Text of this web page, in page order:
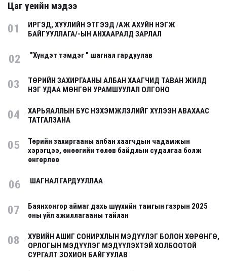
Цаг үеийн мэдээ
01
ИРГЭД, ХУУЛИЙН ЭТГЭЭД /АЖ АХУЙН НЭГЖ
БАЙГУУЛЛАГА/-ЫН АНХААРАЛД ЗАРЛАЛ
02 "Хүндэт тэмдэг " шагнал гардуулав
03
ТӨРИЙН ЗАХИРГААНЫ АЛБАН ХААГЧИД ТАВАН ЖИЛД
НЭГ УДАА МӨНГӨН УРАМШУУЛАЛ ОЛГОНО
04
ХАРЬЯАЛЛЫН БУС НЭХЭМЖЛЭЛИЙГ ХҮЛЭЭН АВАХААС
ТАТГАЛЗАНА
05
Төрийн захиргааны албан хаагчдын чадамжын
хэрэгцээ, өнөөгийн төлөв байдлын судалгаа болж
өнгөрлөө
06 ШАГНАЛ ГАРДУУЛЛАА
07
Баянхонгор аймаг дахь шүүхийн тамгын газрын 2025
оны үйл ажиллагааны тайлан
08
ХУВИЙН АШИГ СОНИРХЛЫН МЭДҮҮЛЭГ БОЛОН ХӨРӨНГӨ,
ОРЛОГЫН МЭДҮҮЛЭГ МЭДҮҮЛЭХТЭЙ ХОЛБООТОЙ
СУРГАЛТ ЗОХИОН БАЙГУУЛАВ